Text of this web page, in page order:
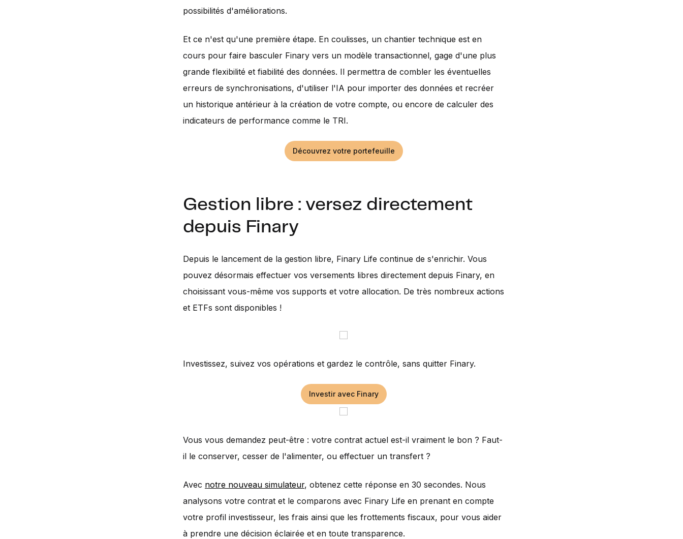
possibilités d'améliorations.
Et ce n'est qu'une première étape. En coulisses, un chantier technique est en
cours pour faire basculer Finary vers un modèle transactionnel, gage d'une plus
grande flexibilité et fiabilité des données. Il permettra de combler les éventuelles
erreurs de synchronisations, d'utiliser l'IA pour importer des données et recréer
un historique antérieur à la création de votre compte, ou encore de calculer des
indicateurs de performance comme le TRI.
Découvrez votre portefeuille
Gestion libre : versez directement
depuis Finary
Depuis le lancement de la gestion libre, Finary Life continue de s'enrichir. Vous
pouvez désormais effectuer vos versements libres directement depuis Finary, en
choisissant vous-même vos supports et votre allocation. De très nombreux actions
et ETFs sont disponibles !
Investissez, suivez vos opérations et gardez le contrôle, sans quitter Finary.
Investir avec Finary
Vous vous demandez peut-être : votre contrat actuel est-il vraiment le bon ? Faut-
il le conserver, cesser de l'alimenter, ou effectuer un transfert ?
Avec notre nouveau simulateur, obtenez cette réponse en 30 secondes. Nous
analysons votre contrat et le comparons avec Finary Life en prenant en compte
votre profil investisseur, les frais ainsi que les frottements fiscaux, pour vous aider
à prendre une décision éclairée et en toute transparence.